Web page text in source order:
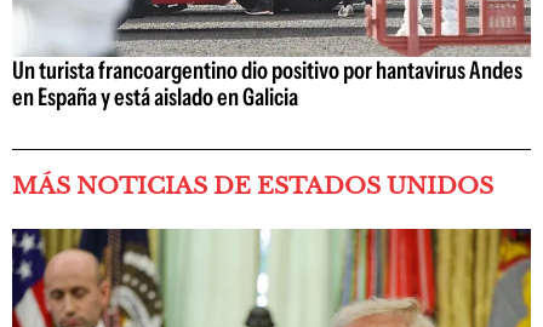
Un turista francoargentino dio positivo por hantavirus Andes
en España y está aislado en Galicia
MÁS NOTICIAS DE ESTADOS UNIDOS